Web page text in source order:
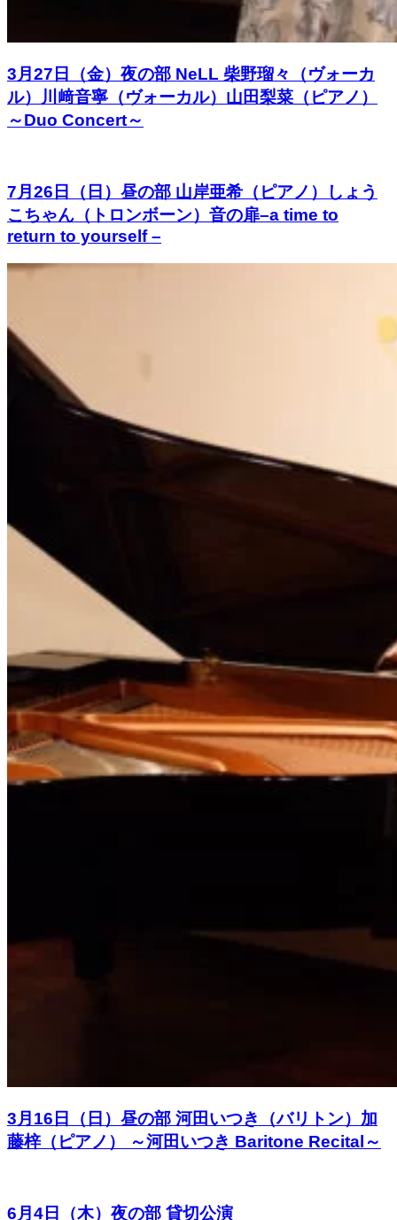
3月27日（金）夜の部 NeLL 柴野瑠々（ヴォーカ
ル）川﨑音寧（ヴォーカル）山田梨菜（ピアノ）
～Duo Concert～
7月26日（日）昼の部 山岸亜希（ピアノ）しょう
こちゃん（トロンボーン）音の扉–a time to
return to yourself –
3月16日（日）昼の部 河田いつき（バリトン）加
藤梓（ピアノ） ～河田いつき Baritone Recital～
6月4日（木）夜の部 貸切公演